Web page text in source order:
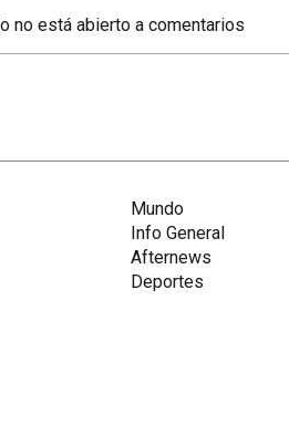
no está abierto a comentarios
Mundo
Info General
Afternews
Deportes